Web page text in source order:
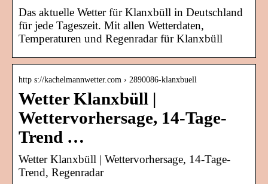
Das aktuelle Wetter für Klanxbüll in Deutschland
für jede Tageszeit. Mit allen Wetterdaten,
Temperaturen und Regenradar für Klanxbüll
http s://kachelmannwetter.com › 2890086-klanxbuell
Wetter Klanxbüll |
Wettervorhersage, 14-Tage-
Trend …
Wetter Klanxbüll | Wettervorhersage, 14-Tage-
Trend, Regenradar